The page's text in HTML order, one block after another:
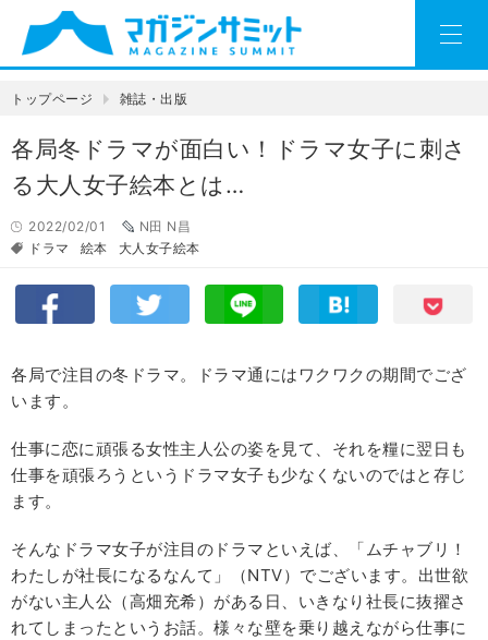
トップページ 雑誌・出版
各局冬ドラマが面白い！ドラマ女子に刺さ
る大人女子絵本とは…
2022/02/01
N田 N昌
ドラマ
絵本 大人女子絵本
各局で注目の冬ドラマ。ドラマ通にはワクワクの期間でござ
います。
仕事に恋に頑張る女性主人公の姿を見て、それを糧に翌日も
仕事を頑張ろうというドラマ女子も少なくないのではと存じ
ます。
そんなドラマ女子が注目のドラマといえば、「ムチャブリ！
わたしが社長になるなんて」（NTV）でございます。出世欲
がない主人公（高畑充希）がある日、いきなり社長に抜擢さ
れてしまったというお話。様々な壁を乗り越えながら仕事に